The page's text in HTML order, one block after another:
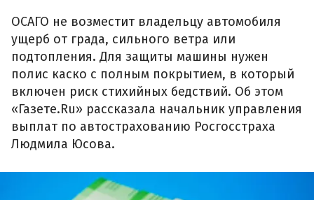
ОСАГО не возместит владельцу автомобиля
ущерб от града, сильного ветра или
подтопления. Для защиты машины нужен
полис каско с полным покрытием, в который
включен риск стихийных бедствий. Об этом
«Газете.Ru» рассказала начальник управления
выплат по автострахованию Росгосстраха
Людмила Юсова.